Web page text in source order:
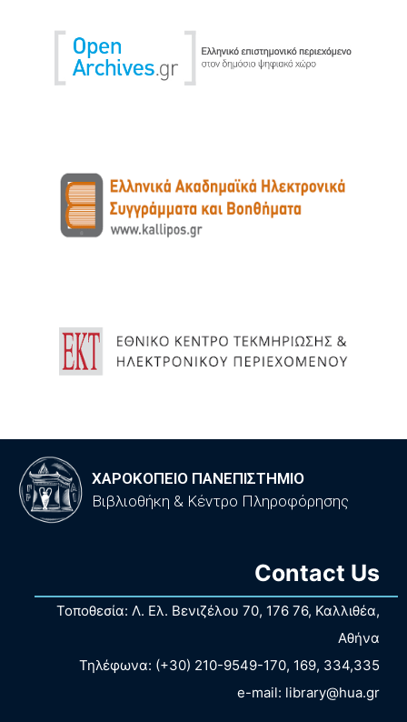
ΧΑΡΟΚΟΠΕΙΟ ΠΑΝΕΠΙΣΤΗΜΙΟ
Βιβλιοθήκη & Κέντρο Πληροφόρησης
Contact Us
Τοποθεσία: Λ. Ελ. Βενιζέλου 70, 176 76, Καλλιθέα,
Αθήνα
Τηλέφωνα: (+30) 210-9549-170, 169, 334,335
e-mail: library@hua.gr